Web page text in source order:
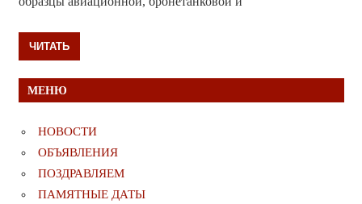
ЧИТАТЬ
МЕНЮ
НОВОСТИ
ОБЪЯВЛЕНИЯ
ПОЗДРАВЛЯЕМ
ПАМЯТНЫЕ ДАТЫ